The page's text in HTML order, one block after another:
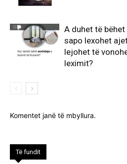
A duhet të
sapo lexohet
lejohet të
leximit?
Komentet janë të mbyllura.
Të fundit